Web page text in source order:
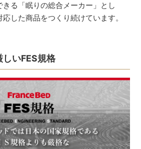
る「眠りの総合メーカー」とし
した商品をつくり続けています。
いFES規格